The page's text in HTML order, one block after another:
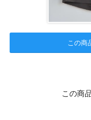
この商
この商